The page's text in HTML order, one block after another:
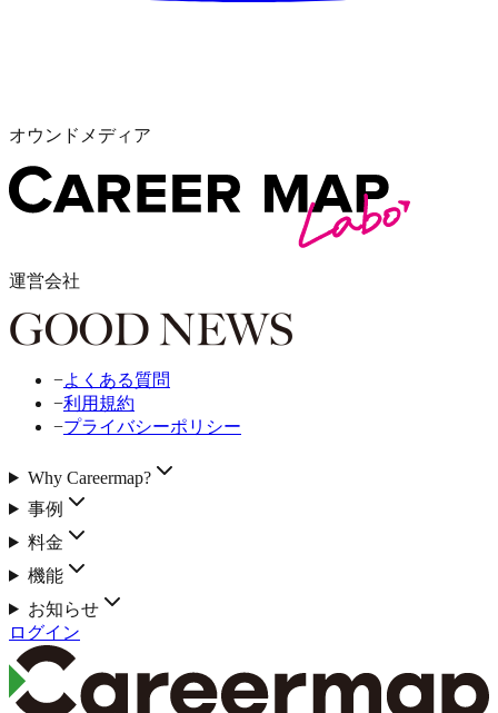
オウンドメディア
運営会社
−よくある質問
−利用規約
−プライバシーポリシー
Why Careermap?
事例
料金
機能
お知らせ
ログイン